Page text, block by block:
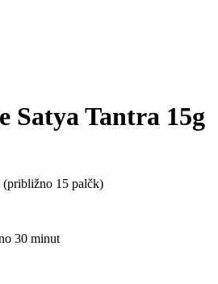
Satya Tantra 15g
(približno 15 palčk)
30 minut